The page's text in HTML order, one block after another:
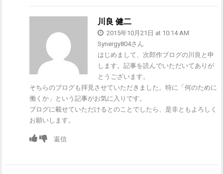
川良 健二
2015年10月21日 at 10:14 AM
Synergy804さん
はじめまして、次郎作ブログの川良と申
します。記事を読んでいただいてありが
とうございます。
そちらのブログも拝見させていただきました。特に「何のために
働くか」という記事がお気に入りです。
ブログに載せていただけるとのことでしたら、是非ともよろしく
お願いします。
返信